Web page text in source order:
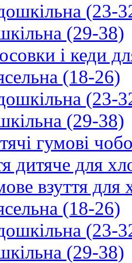
(23-
(29-38)
і кеди
(18-26)
(23-
(29-38)
гумові
дитяче для
взуття для
(18-26)
(23-
(29-38)